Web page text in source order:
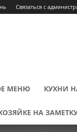
Связаться с
МЕНЮ КУХНИ
НА